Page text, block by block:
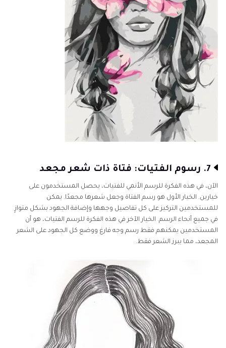
7. رسوم الفتيات: فتاة ذات شعر مجعد
الآن، في هذه الفكرة للرسم الأنمي للفتيات، يحصل المستخدمون على
خيارين. الخيار الأول هو رسم الفتاة وجعل شعرها مجعدًا. يمكن
للمستخدمين التركيز على كل تفاصيل وجهها وإضافة الجهود بشكل متوازٍ
في جميع أنحاء الرسم. الخيار الآخر في هذه الفكرة للرسم الفتيات، هو أن
المستخدمين يمكنهم فقط رسم وجه فارغ ووضع كل الجهود على الشعر
المجعد، مما يبرز الشعر فقط.